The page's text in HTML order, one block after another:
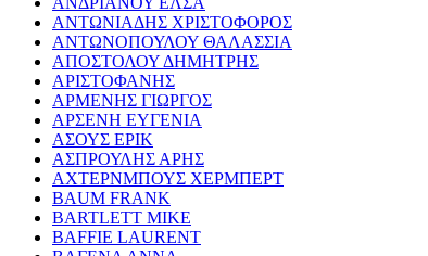
ΑΝΤΩΝΙΑΔΗΣ ΧΡΙΣΤΟΦΟΡΟΣ
ΑΝΤΩΝΟΠΟΥΛΟΥ ΘΑΛΑΣΣΙΑ
ΑΠΟΣΤΟΛΟΥ ΔΗΜΗΤΡΗΣ
ΑΡΙΣΤΟΦΑΝΗΣ
ΑΡΜΕΝΗΣ ΓΙΩΡΓΟΣ
ΑΡΣΕΝΗ ΕΥΓΕΝΙΑ
ΑΣΟΥΣ ΕΡΙΚ
ΑΣΠΡΟΥΛΗΣ ΑΡΗΣ
ΑΧΤΕΡΝΜΠΟΥΣ ΧΕΡΜΠΕΡΤ
BAUM FRANK
BARTLETT MIKE
BAFFIE LAURENT